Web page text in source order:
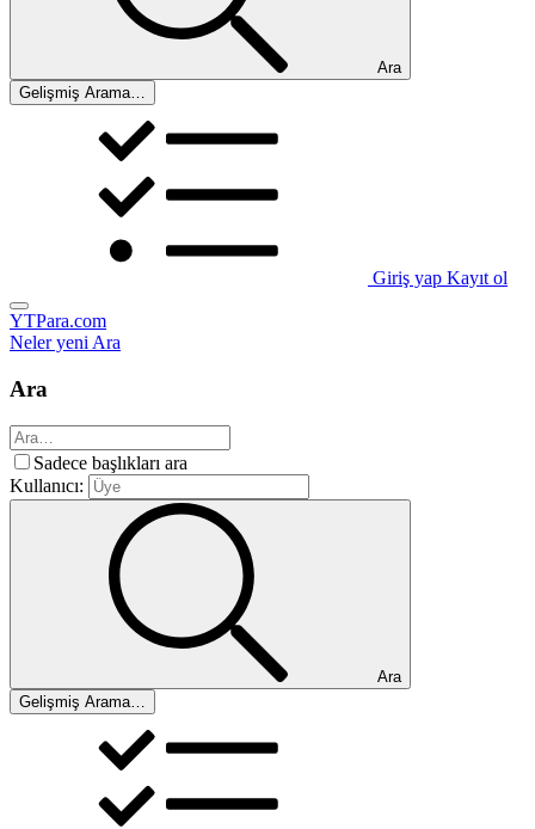
Ara
Gelişmiş Arama…
Giriş yap Kayıt ol
YTPara.com
Neler yeniAra
Ara
Sadece başlıkları ara
Kullanıcı:
Ara
Gelişmiş Arama…